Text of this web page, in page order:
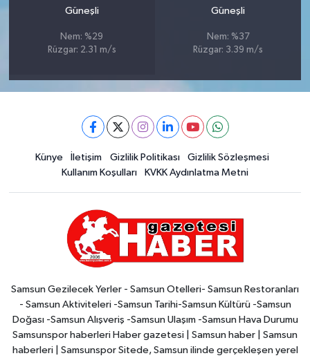
Güneşli
Nem: %29
Rüzgar: 2.31 m/s
Güneşli
Nem: %37
Rüzgar: 3.39 m/s
Künye İletişim Gizlilik Politikası
Gizlilik Sözleşmesi
Kullanım Koşulları
KVKK Aydınlatma Metni
Samsun Gezilecek Yerler - Samsun Otelleri- Samsun Restoranları
- Samsun Aktiviteleri -Samsun Tarihi-Samsun Kültürü -Samsun
Doğası -Samsun Alışveriş -Samsun Ulaşım -Samsun Hava Durumu
Samsunspor haberleri Haber gazetesi | Samsun haber | Samsun
haberleri | Samsunspor Sitede, Samsun ilinde gerçekleşen yerel